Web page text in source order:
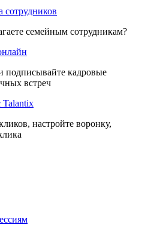
сотрудников
семейным сотрудникам?
подписывайте кадровые
встреч
Talantix
настройте воронку,